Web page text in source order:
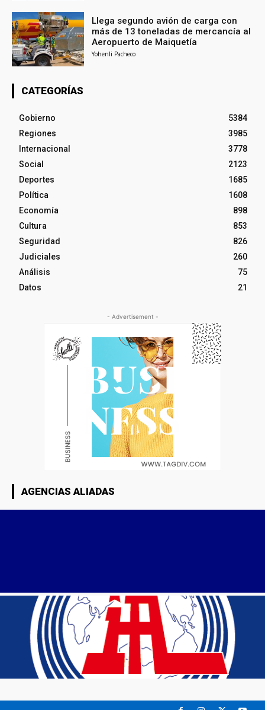
Llega segundo avión de carga con
más de 13 toneladas de mercancía al
Aeropuerto de Maiquetía
Yohenli Pacheco
CATEGORÍAS
Gobierno
5384
Regiones
3985
Internacional
3778
Social
2123
Deportes
1685
Política
1608
Economía
898
Cultura
853
Seguridad
826
Judiciales
260
Análisis
75
Datos
21
- Advertisement -
AGENCIAS ALIADAS